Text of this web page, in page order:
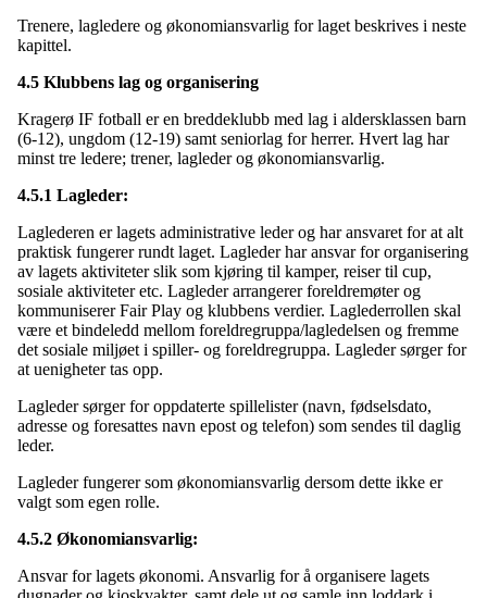
Trenere, lagledere og økonomiansvarlig for laget beskrives i neste
kapittel.
4.5 Klubbens lag og organisering
Kragerø IF fotball er en breddeklubb med lag i aldersklassen barn
(6-12), ungdom (12-19) samt seniorlag for herrer. Hvert lag har
minst tre ledere; trener, lagleder og økonomiansvarlig.
4.5.1 Lagleder:
Laglederen er lagets administrative leder og har ansvaret for at alt
praktisk fungerer rundt laget. Lagleder har ansvar for organisering
av lagets aktiviteter slik som kjøring til kamper, reiser til cup,
sosiale aktiviteter etc. Lagleder arrangerer foreldremøter og
kommuniserer Fair Play og klubbens verdier. Laglederrollen skal
være et bindeledd mellom foreldregruppa/lagledelsen og fremme
det sosiale miljøet i spiller- og foreldregruppa. Lagleder sørger for
at uenigheter tas opp.
Lagleder sørger for oppdaterte spillelister (navn, fødselsdato,
adresse og foresattes navn epost og telefon) som sendes til daglig
leder.
Lagleder fungerer som økonomiansvarlig dersom dette ikke er
valgt som egen rolle.
4.5.2 Økonomiansvarlig:
Ansvar for lagets økonomi. Ansvarlig for å organisere lagets